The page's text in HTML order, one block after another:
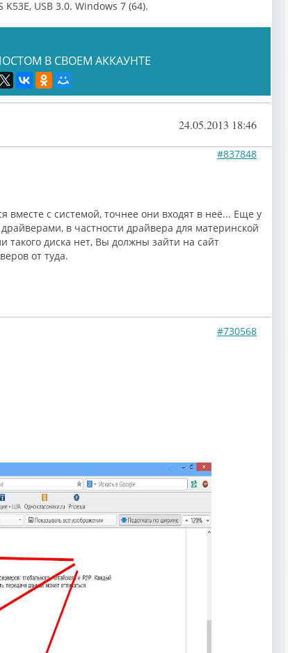
USB 3.0. Windows 7 (64).
В СВОЕМ АККАУНТЕ
24.05.2013 18:46
#837848
вместе с системой, точнее они входят в неё... Еще у
в частности драйвера для материнской
такого диска нет, Вы должны зайти на сайт
от туда.
#730568